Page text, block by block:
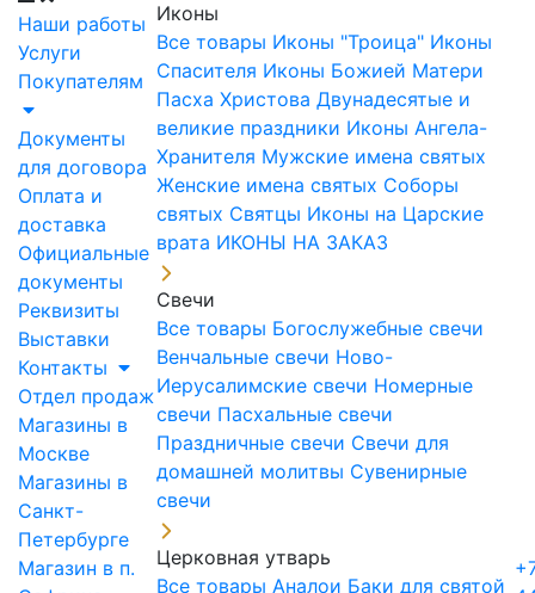
Наши работы
Услуги
Покупателям
Документы
для договора
Оплата и
доставка
Официальные
документы
Реквизиты
Выставки
Контакты
Отдел продаж
Магазины в
Москве
Магазины в
Санкт-
Петербурге
Магазин в п.
Иконы
Все товары Иконы "Троица" Иконы
Спасителя Иконы Божией Матери
Пасха Христова Двунадесятые и
великие праздники Иконы Ангела-
Хранителя Мужские имена святых
Женские имена святых Соборы
святых Святцы Иконы на Царские
врата ИКОНЫ НА ЗАКАЗ
Свечи
Все товары Богослужебные свечи
Венчальные свечи Ново-
Иерусалимские свечи Номерные
свечи Пасхальные свечи
Праздничные свечи Свечи для
домашней молитвы Сувенирные
свечи
Церковная утварь
Все товары Аналои Баки для святой